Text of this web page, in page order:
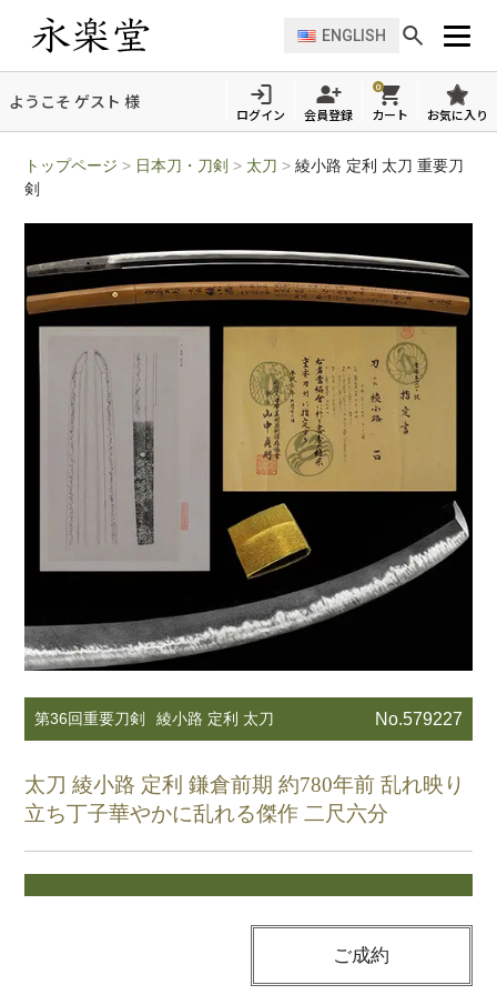
ENGLISH
ようこそ ゲスト 様
ログイン 会員登録
0
カート お気に入り
トップページ > 日本刀・刀剣 > 太刀 >綾小路 定利 太刀 重要刀
剣
第36回重要刀剣 綾小路 定利 太刀 No.579227
太刀 綾小路 定利 鎌倉前期 約780年前 乱れ映り
立ち丁子華やかに乱れる傑作 二尺六分
ご成約